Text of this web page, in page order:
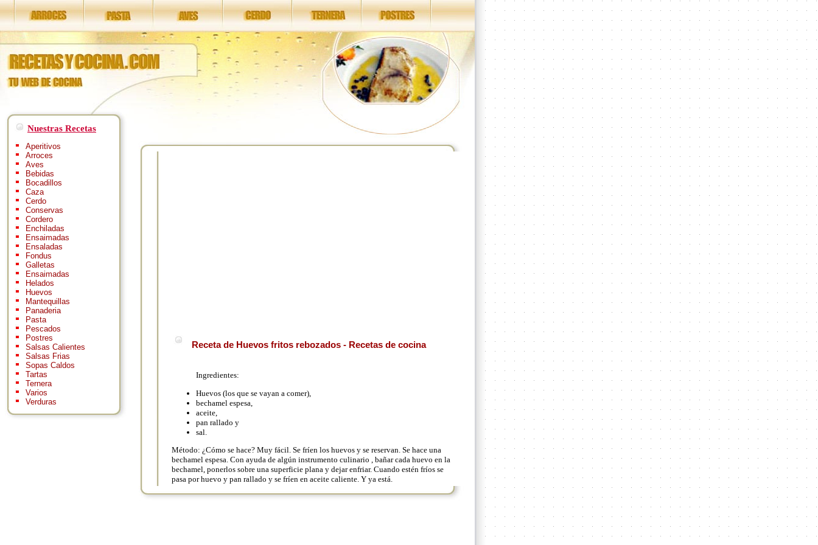
Nuestras Recetas
Aperitivos
Arroces
Aves
Bebidas
Bocadillos
Caza
Cerdo
Conservas
Cordero
Enchiladas
Ensaimadas
Ensaladas
Fondus
Galletas
Ensaimadas
Helados
Huevos
Mantequillas
Panaderia
Pasta
Pescados
Postres
Salsas Calientes
Salsas Frias
Sopas Caldos
Tartas
Ternera
Varios
Verduras
Receta de Huevos fritos rebozados - Recetas de cocina
Ingredientes:
Huevos (los que se vayan a comer),
bechamel espesa,
aceite,
pan rallado y
sal.
Método: ¿Cómo se hace? Muy fácil. Se fríen los huevos y se reservan. Se hace una
bechamel espesa. Con ayuda de algún instrumento culinario , bañar cada huevo en la
bechamel, ponerlos sobre una superficie plana y dejar enfriar. Cuando estén fríos se
pasa por huevo y pan rallado y se fríen en aceite caliente. Y ya está.